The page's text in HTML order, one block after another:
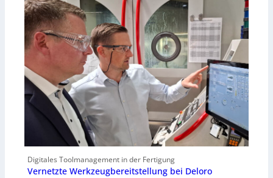
Digitales Toolmanagement in der Fertigung
Vernetzte Werkzeugbereitstellung bei Deloro